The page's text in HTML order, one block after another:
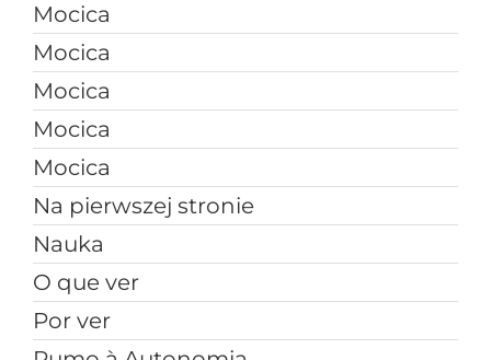
Mocica
Mocica
Mocica
Mocica
Mocica
Na pierwszej stronie
Nauka
O que ver
Por ver